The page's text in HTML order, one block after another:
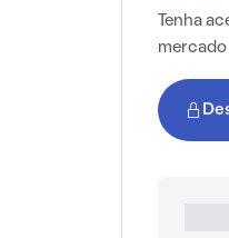
Tenha
mercado